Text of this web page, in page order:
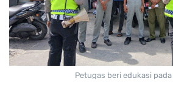
Petugas beri edukasi